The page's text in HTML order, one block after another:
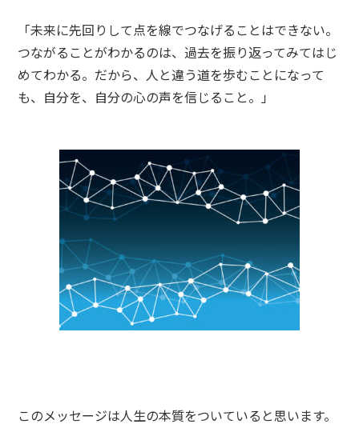
「未来に先回りして点を線でつなげることはできない。
つながることがわかるのは、過去を振り返ってみてはじ
めてわかる。だから、人と違う道を歩むことになって
も、自分を、自分の心の声を信じること。」
このメッセージは人生の本質をついていると思います。